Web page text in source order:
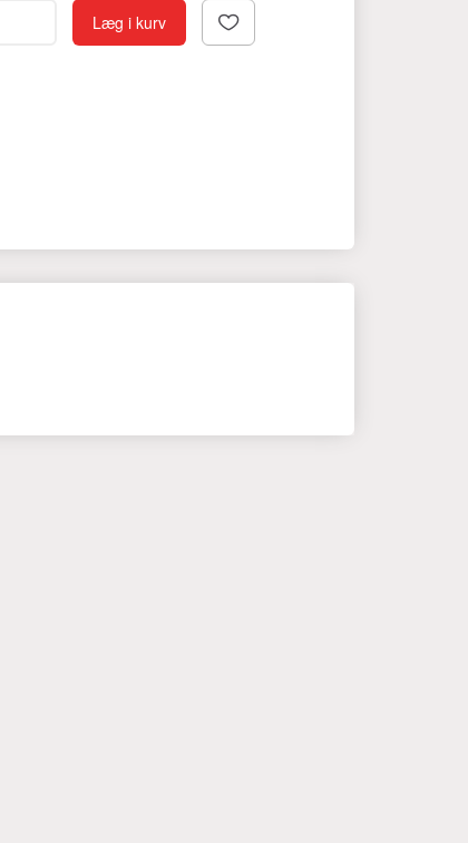
Læg i kurv